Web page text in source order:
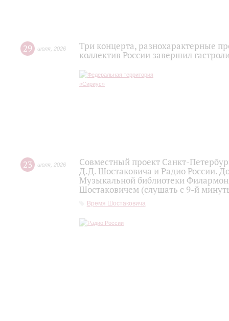
29 июля 2026
Три концерта, разнохарактерные
коллектив России завершил
23 июля 2026
Совместный проект Санкт-
Д.Д. Шостаковича и Радио России.
Музыкальной библиотеки
Шостаковичем (слушать с 9-й
Время Шостаковича